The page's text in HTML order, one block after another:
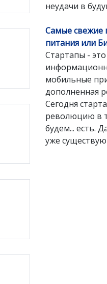
неудачи в
Самые свежие
питания или
Стартапы -
мобильные
дополненная
Сегодня
революцию в
будем... есть.
уже